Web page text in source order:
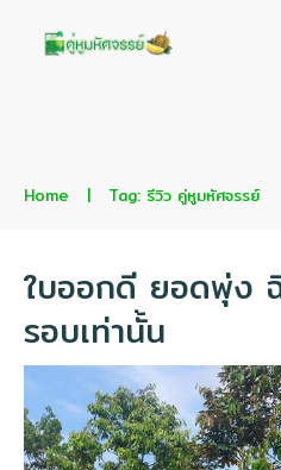
Home | Tag: รีวิว คู่หูมหัศจรรย์
ใบออกดี ยอดพุ่ง
รอบเท่านั้น